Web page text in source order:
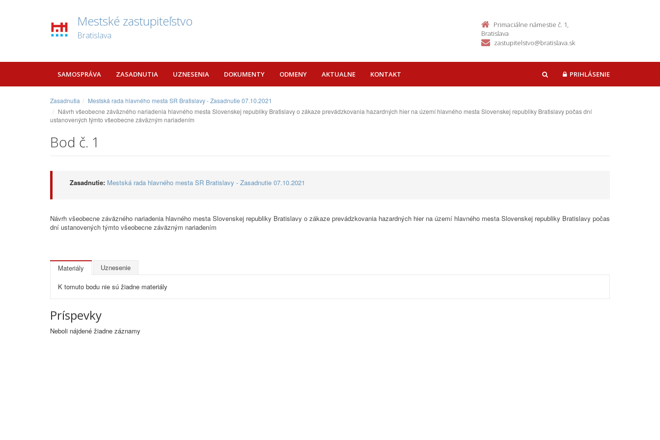
Mestské zastupiteľstvo
Bratislava
Primaciálne námestie č. 1,
Bratislava
zastupitelstvo@bratislava.sk
SAMOSPRÁVA ZASADNUTIA UZNESENIA DOKUMENTY ODMENY AKTUALNE KONTAKT HĽADAŤPRIHLÁSENIE
Zasadnutia
Mestská rada hlavného mesta SR Bratislavy - Zasadnutie 07.10.2021
Návrh všeobecne záväzného nariadenia hlavného mesta Slovenskej republiky Bratislavy o zákaze prevádzkovania hazardných hier na území hlavného mesta Slovenskej republiky Bratislavy počas dní
ustanovených týmto všeobecne záväzným nariadením
Bod č. 1
Zasadnutie: Mestská rada hlavného mesta SR Bratislavy - Zasadnutie 07.10.2021
Návrh všeobecne záväzného nariadenia hlavného mesta Slovenskej republiky Bratislavy o zákaze prevádzkovania hazardných hier na území hlavného mesta Slovenskej republiky Bratislavy počas
dní ustanovených týmto všeobecne záväzným nariadením
Materiály Uznesenie
K tomuto bodu nie sú žiadne materiály
Príspevky
Neboli nájdené žiadne záznamy